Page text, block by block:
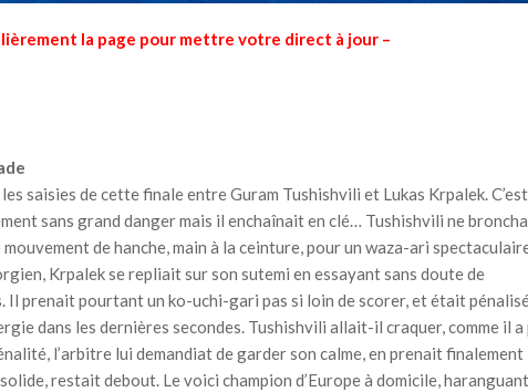
la page pour mettre votre direct à jour –
saisies de cette finale entre Guram Tushishvili et Lukas Krpalek. C’est
sans grand danger mais il enchaînait en clé… Tushishvili ne
de hanche, main à la ceinture, pour un waza-ari
Krpalek se repliait sur son sutemi en essayant sans doute de
Il prenait pourtant un ko-uchi-gari pas si loin de scorer, et était
dans les dernières secondes. Tushishvili allait-il craquer, comme il a
l’arbitre lui demandiat de garder son calme, en prenait finalement
restait debout. Le voici champion d’Europe à domicile, haranguant